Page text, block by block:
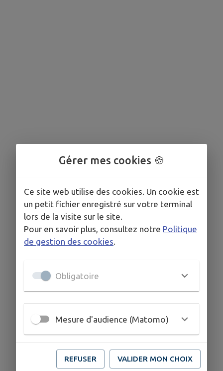
Gérer mes cookies 🍪
Ce site web utilise des cookies. Un cookie est
un petit fichier enregistré sur votre terminal
lors de la visite sur le site.
Pour en savoir plus, consultez notre Politique
de gestion des cookies.
Obligatoire
Mesure d'audience (Matomo)
REFUSER VALIDER MON CHOIX